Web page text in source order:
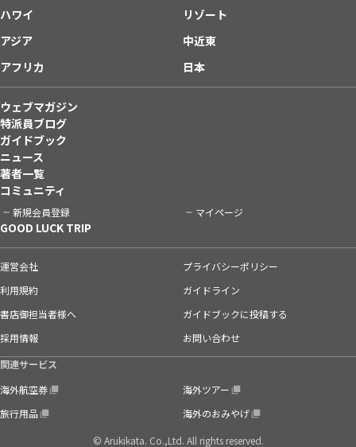
ハワイ
リゾート
アジア
中近東
アフリカ
日本
ウェブマガジン
特派員ブログ
ガイドブック
ニュース
著者一覧
コミュニティ
新規会員登録 マイページ
GOOD LUCK TRIP
運営会社
プライバシーポリシー
利用規約
ガイドライン
書店御担当者様へ
ガイドブックに投稿する
採用情報
お問い合わせ
関連サービス
海外航空券
海外ツアー
旅行用品
海外のおみやげ
© Arukikata. Co.,Ltd. All rights reserved.